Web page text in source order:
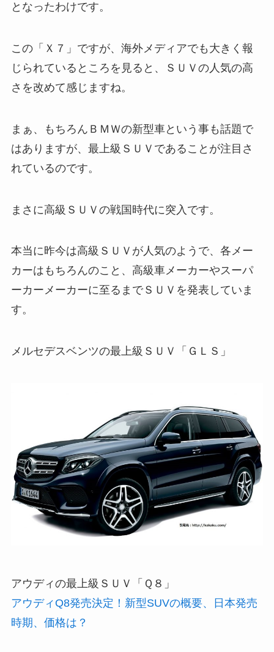
となったわけです。
この「Ｘ７」ですが、海外メディアでも大きく報
じられているところを見ると、ＳＵＶの人気の高
さを改めて感じますね。
まぁ、もちろんＢＭＷの新型車という事も話題で
はありますが、最上級ＳＵＶであることが注目さ
れているのです。
まさに高級ＳＵＶの戦国時代に突入です。
本当に昨今は高級ＳＵＶが人気のようで、各メー
カーはもちろんのこと、高級車メーカーやスーパ
ーカーメーカーに至るまでＳＵＶを発表していま
す。
メルセデスベンツの最上級ＳＵＶ「ＧＬＳ」
アウディの最上級ＳＵＶ「Ｑ８」
アウディQ8発売決定！新型SUVの概要、日本発売
時期、価格は？